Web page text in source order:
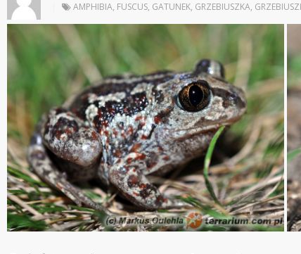
AMPHIBIA, FUSCUS, GATUNEK, GRZEBIUSZKA,